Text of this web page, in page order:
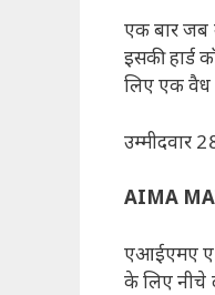
एक बार जब
इसकी हार्ड
लिए एक वैध
उम्मीदवार
AIMA
एआईएमए
के लिए नीचे